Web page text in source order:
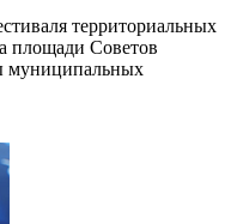
территориальных
площади Советов
муниципальных